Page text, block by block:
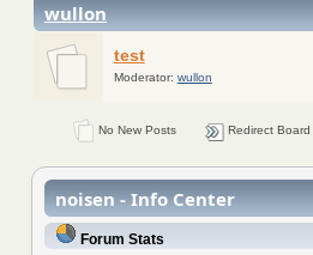
wullon
test
Moderator: wullon
No New Posts Redirect Board
noisen - Info Center
Forum Stats